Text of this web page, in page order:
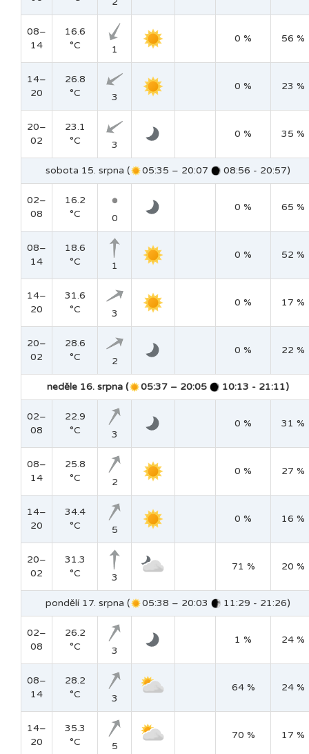
08–
14
16.6
°C
1
0 % 56 %
14–
20
26.8
°C
3
0 % 23 %
20–
02
23.1
°C
3
0 % 35 %
sobota 15. srpna ( 05:35 – 20:07 08:56 - 20:57)
02–
08
16.2
°C
0
0 % 65 %
08–
14
18.6
°C
1
0 % 52 %
14–
20
31.6
°C
3
0 % 17 %
20–
02
28.6
°C
2
0 % 22 %
neděle 16. srpna ( 05:37 – 20:05 10:13 - 21:11)
02–
08
22.9
°C
3
0 % 31 %
08–
14
25.8
°C
2
0 % 27 %
14–
20
34.4
°C
5
0 % 16 %
20–
02
31.3
°C
3
71 % 20 %
pondělí 17. srpna ( 05:38 – 20:03 11:29 - 21:26)
02–
08
26.2
°C
3
1 % 24 %
08–
14
28.2
°C
3
64 % 24 %
14–
20
35.3
°C
5
70 % 17 %